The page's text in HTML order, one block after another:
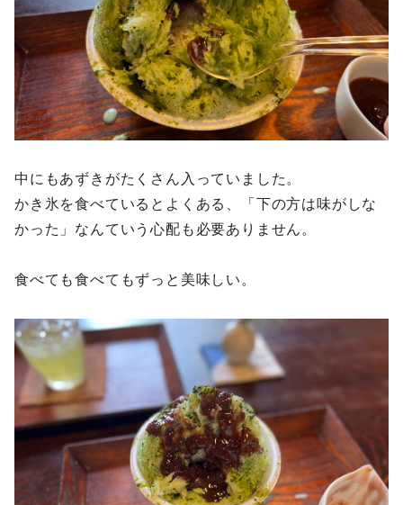
中にもあずきがたくさん入っていました。
かき氷を食べているとよくある、「下の方は味がしな
かった」なんていう心配も必要ありません。
食べても食べてもずっと美味しい。